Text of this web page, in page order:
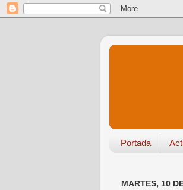
Portada
MARTES, 10